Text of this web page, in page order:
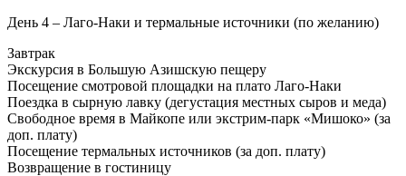
День 4 – Лаго-Наки и термальные источники (по желанию)
Завтрак
Экскурсия в Большую Азишскую пещеру
Посещение смотровой площадки на плато Лаго-Наки
Поездка в сырную лавку (дегустация местных сыров и меда)
Свободное время в Майкопе или экстрим-парк «Мишоко» (за
доп. плату)
Посещение термальных источников (за доп. плату)
Возвращение в гостиницу